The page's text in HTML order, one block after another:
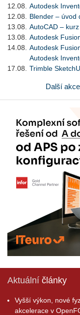
12.08.
Autodesk
12.08.
Blender – úvod
13.08.
AutoCAD –
13.08.
Autodesk
14.08.
Autodesk
Autodesk
17.08.
Trimble
Další
Aktuální články
Vyšší výkon, nové
akcelerace v